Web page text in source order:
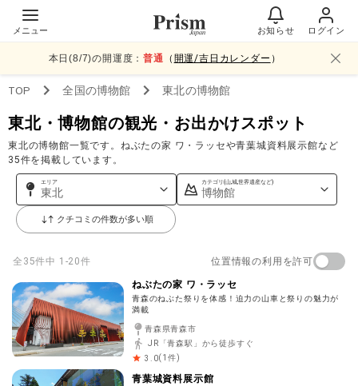
メニュー お知らせ ログイン
本日(8/7)の開運度：普通 （ 開運/吉日カレンダー ）
TOP 全国の博物館 東北の博物館
東北・博物館の観光・お出かけスポット
東北の博物館一覧です。ねぶたの家 ワ・ラッセや青葉城資料展示館など
35件を掲載しています。
エリア
東北
カテゴリ(山,城,世界遺産など)
博物館
クチコミの件数が多い順
全 35件中 1-20件 位置情報の利用を許可
ねぶたの家 ワ・ラッセ
青森のねぶた祭りを体感！迫力の山車と祭りの魅力が
満載
青森県青森市
JR「青森駅」から徒歩すぐ
3.0( 1件)
青葉城資料展示館